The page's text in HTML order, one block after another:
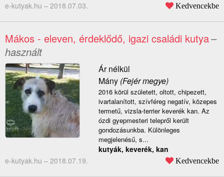
e-kutyak.hu – 2018.07.03. Kedvencekbe
Mákos - eleven, érdeklődő, igazi családi kutya–
használt
Ár nélkül
Mány(Fejér megye)
2016 körül született, oltott, chipezett,
ivartalanított, szívféreg negatív, közepes
termetű, vizsla-terrier keverék kan. Az
ózdi gyepmesteri telepről került
gondozásunkba. Különleges
megjelenésű, s...
kutyák, keverék, kan
e-kutyak.hu – 2018.07.19. Kedvencekbe